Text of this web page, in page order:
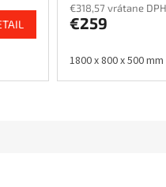
€318,57 vrátane DPH
€259
1800 x 800 x 500 mm